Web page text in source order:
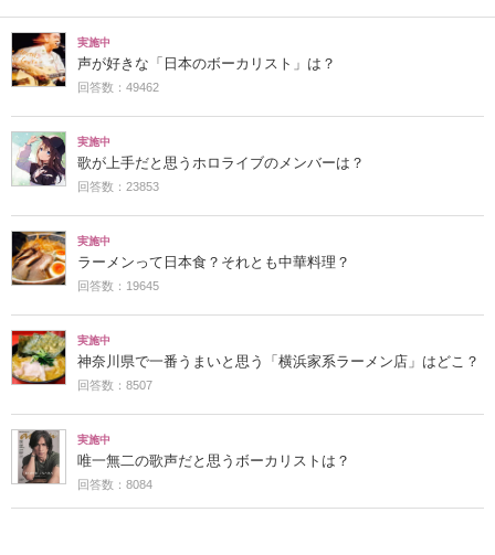
実施中
声が好きな「日本のボーカリスト」は？
回答数：49462
実施中
歌が上手だと思うホロライブのメンバーは？
回答数：23853
実施中
ラーメンって日本食？それとも中華料理？
回答数：19645
実施中
神奈川県で一番うまいと思う「横浜家系ラーメン店」はどこ？
回答数：8507
実施中
唯一無二の歌声だと思うボーカリストは？
回答数：8084